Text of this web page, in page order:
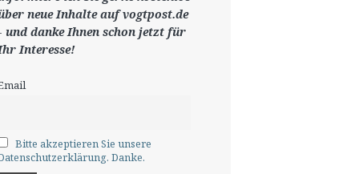
ber neue Inhalte auf vogtpost.de
und danke Ihnen schon jetzt für
Interesse!
Bitte akzeptieren Sie unsere
Danke.